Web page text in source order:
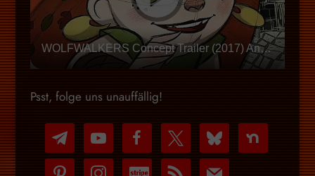
WOLFWALKERS Concept Trailer (2017) Animation Movie
Psst, folge uns unauffällig!
telegram
youtube-
play
facebook bluesky nextdoor
pinterest instagramcc-
rss mail